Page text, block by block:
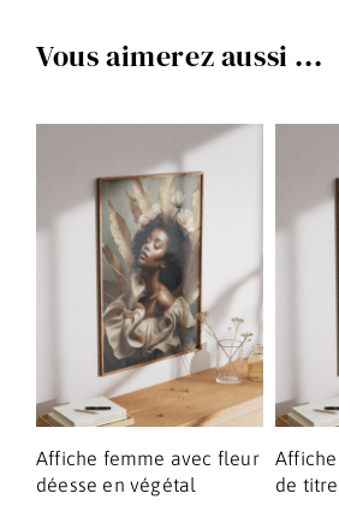
Vous aimerez aussi ...
Affiche femme avec fleur
déesse en végétal
de